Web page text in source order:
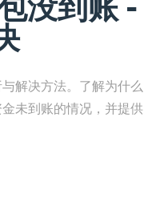
解决方法。了解为什么
未到账的情况，并提供